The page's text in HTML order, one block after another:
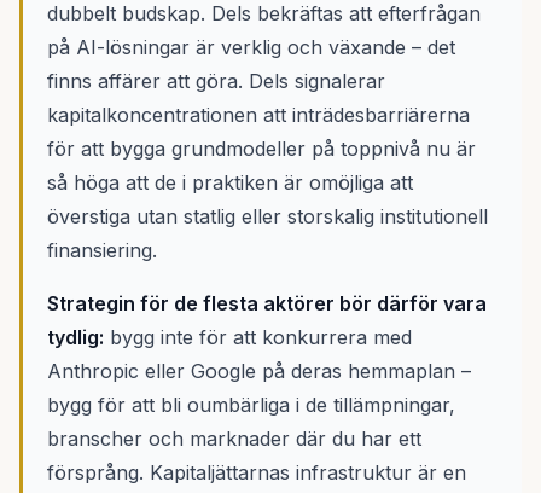
dubbelt budskap. Dels bekräftas att efterfrågan
på AI-lösningar är verklig och växande – det
finns affärer att göra. Dels signalerar
kapitalkoncentrationen att inträdesbarriärerna
för att bygga grundmodeller på toppnivå nu är
så höga att de i praktiken är omöjliga att
överstiga utan statlig eller storskalig institutionell
finansiering.
Strategin för de flesta aktörer bör därför vara
tydlig: bygg inte för att konkurrera med
Anthropic eller Google på deras hemmaplan –
bygg för att bli oumbärliga i de tillämpningar,
branscher och marknader där du har ett
försprång. Kapitaljättarnas infrastruktur är en